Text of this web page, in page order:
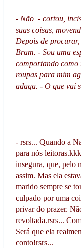
- Não - cortou,
suas coisas,
Depois de
Bram. - Sou uma
comportando
roupas para mim
adaga. - O que vai
- rsrs... Quando a
para nós
insegura, que, pelo
assim. Mas ela
marido sempre se
culpado por uma
privar do prazer.
revoltada.rsrs...
Será que ela
conto!rsrs...